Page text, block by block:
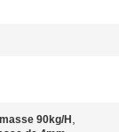
90kg/H ,